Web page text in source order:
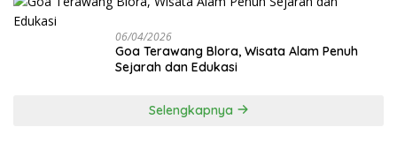
06/04/2026
Goa Terawang Blora, Wisata Alam Penuh
Sejarah dan Edukasi
Selengkapnya